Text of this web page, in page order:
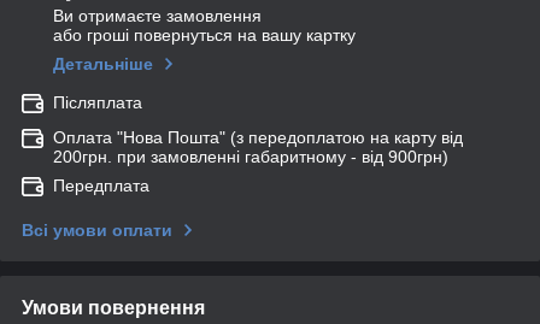
Ви отримаєте замовлення
або гроші повернуться на вашу картку
Детальніше
Післяплата
Оплата "Нова Пошта" (з передоплатою на карту від
200грн. при замовленні габаритному - від 900грн)
Передплата
Всі умови оплати
Умови повернення